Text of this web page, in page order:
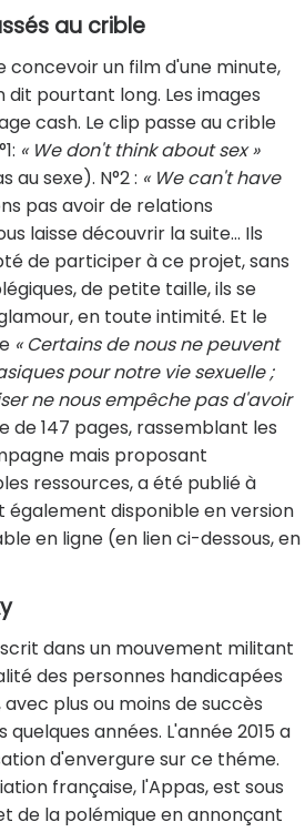
au crible
concevoir un film d'une minute,
dit pourtant long. Les images
cash. Le clip passe au crible
« We don't think about sex »
au sexe). N°2 : « We can't have
pas avoir de relations
laisse découvrir la suite… Ils
de participer à ce projet, sans
de petite taille, ils se
en toute intimité. Et le
« Certains de nous ne peuvent
pour notre vie sexuelle ;
ne nous empêche pas d'avoir
de 147 pages, rassemblant les
mais proposant
ressources, a été publié à
également disponible en version
en ligne (en lien ci-dessous, en
dans un mouvement militant
des personnes handicapées
plus ou moins de succès
quelques années. L'année 2015 a
d'envergure sur ce théme.
française, l'Appas, est sous
de la polémique en annonçant